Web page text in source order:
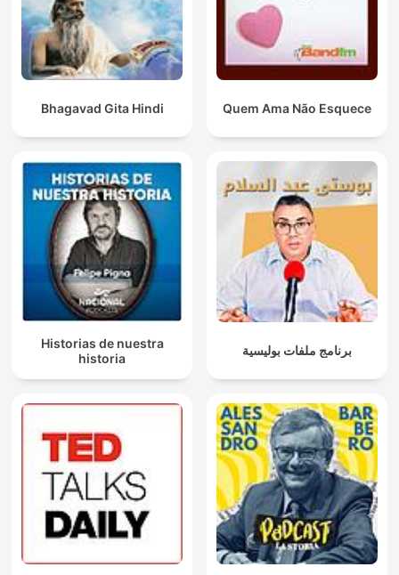
Bhagavad Gita Hindi Quem Ama Não Esquece
Historias de nuestra
historia
برنامج ملفات بوليسية